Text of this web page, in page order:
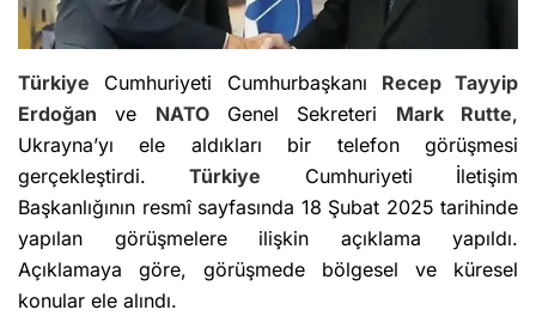
Türkiye Cumhuriyeti Cumhurbaşkanı Recep Tayyip
Erdoğan ve NATOGenel Sekreteri Mark Rutte,
Ukrayna’yı ele aldıkları bir telefon görüşmesi
gerçekleştirdi.Türkiye Cumhuriyeti İletişim
Başkanlığının resmî sayfasında 18 Şubat 2025 tarihinde
yapılan görüşmelere ilişkin açıklama yapıldı.
Açıklamaya göre, görüşmede bölgesel ve küresel
konular ele alındı.